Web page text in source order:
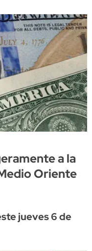
a la
Oriente
jueves 6 de